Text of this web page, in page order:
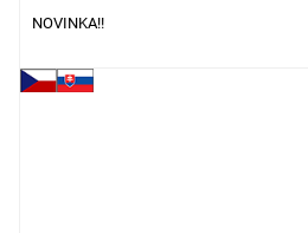
NOVINKA!!